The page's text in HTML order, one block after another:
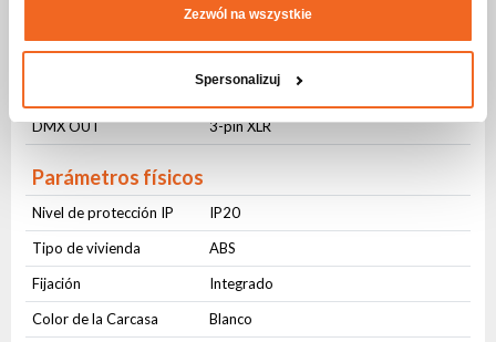
Zezwól na wszystkie
Spersonalizuj
PowerCON
AC OUT
PowerCON
DMX OUT
3-pin XLR
Parámetros físicos
Nivel de protección IP
IP20
Tipo de vivienda
ABS
Fijación
Integrado
Color de la Carcasa
Blanco